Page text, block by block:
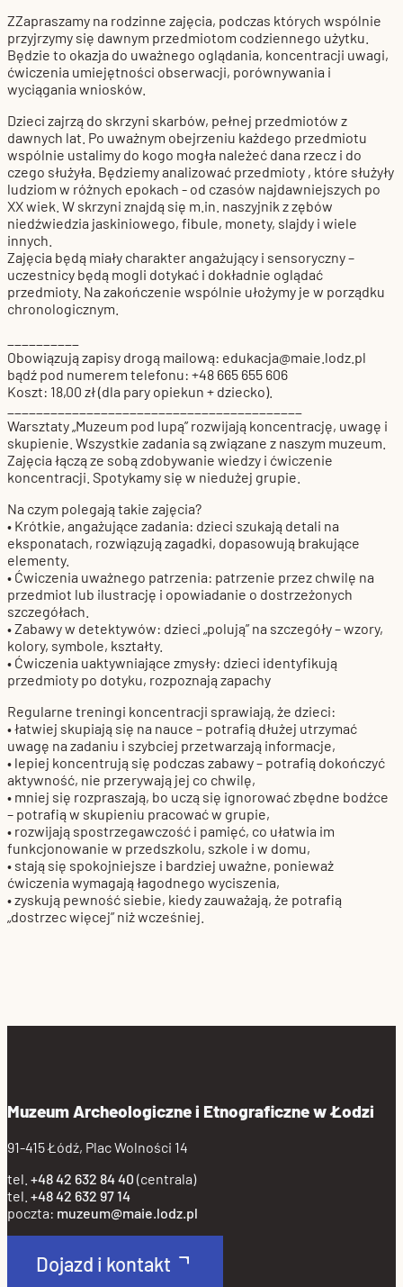
ZZapraszamy na rodzinne zajęcia, podczas których wspólnie
przyjrzymy się dawnym przedmiotom codziennego użytku.
Będzie to okazja do uważnego oglądania, koncentracji uwagi,
ćwiczenia umiejętności obserwacji, porównywania i
wyciągania wniosków.
Dzieci zajrzą do skrzyni skarbów, pełnej przedmiotów z
dawnych lat. Po uważnym obejrzeniu każdego przedmiotu
wspólnie ustalimy do kogo mogła należeć dana rzecz i do
czego służyła. Będziemy analizować przedmioty , które służyły
ludziom w różnych epokach - od czasów najdawniejszych po
XX wiek. W skrzyni znajdą się m.in. naszyjnik z zębów
niedźwiedzia jaskiniowego, fibule, monety, slajdy i wiele
innych.
Zajęcia będą miały charakter angażujący i sensoryczny –
uczestnicy będą mogli dotykać i dokładnie oglądać
przedmioty. Na zakończenie wspólnie ułożymy je w porządku
chronologicznym.
Obowiązują zapisy drogą mailową: edukacja@maie.lodz.pl
bądź pod numerem telefonu: +48 665 655 606
Koszt: 18,00 zł (dla pary opiekun + dziecko).
Warsztaty „Muzeum pod lupą” rozwijają koncentrację, uwagę i
skupienie. Wszystkie zadania są związane z naszym muzeum.
Zajęcia łączą ze sobą zdobywanie wiedzy i ćwiczenie
koncentracji. Spotykamy się w niedużej grupie.
Na czym polegają takie zajęcia?
• Krótkie, angażujące zadania: dzieci szukają detali na
eksponatach, rozwiązują zagadki, dopasowują brakujące
elementy.
• Ćwiczenia uważnego patrzenia: patrzenie przez chwilę na
przedmiot lub ilustrację i opowiadanie o dostrzeżonych
szczegółach.
• Zabawy w detektywów: dzieci „polują” na szczegóły – wzory,
kolory, symbole, kształty.
• Ćwiczenia uaktywniające zmysły: dzieci identyfikują
przedmioty po dotyku, rozpoznają zapachy
Regularne treningi koncentracji sprawiają, że dzieci:
• łatwiej skupiają się na nauce – potrafią dłużej utrzymać
uwagę na zadaniu i szybciej przetwarzają informacje,
• lepiej koncentrują się podczas zabawy – potrafią dokończyć
aktywność, nie przerywają jej co chwilę,
• mniej się rozpraszają, bo uczą się ignorować zbędne bodźce
– potrafią w skupieniu pracować w grupie,
• rozwijają spostrzegawczość i pamięć, co ułatwia im
funkcjonowanie w przedszkolu, szkole i w domu,
• stają się spokojniejsze i bardziej uważne, ponieważ
ćwiczenia wymagają łagodnego wyciszenia,
• zyskują pewność siebie, kiedy zauważają, że potrafią
„dostrzec więcej” niż wcześniej.
Muzeum Archeologiczne i Etnograficzne w Łodzi
91-415 Łódź, Plac Wolności 14
tel. +48 42 632 84 40 (centrala)
tel. +48 42 632 97 14
poczta: muzeum@maie.lodz.pl
Dojazd i kontakt